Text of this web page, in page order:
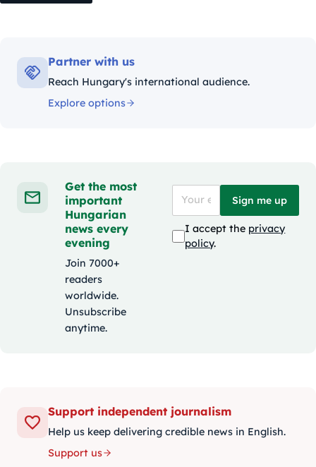
Partner with us
Reach Hungary's international audience.
Explore options
Get the most
important
Hungarian
news every
evening
Join 7000+
readers
worldwide.
Unsubscribe
anytime.
Sign me up
I accept the privacy
policy.
Support independent journalism
Help us keep delivering credible news in English.
Support us